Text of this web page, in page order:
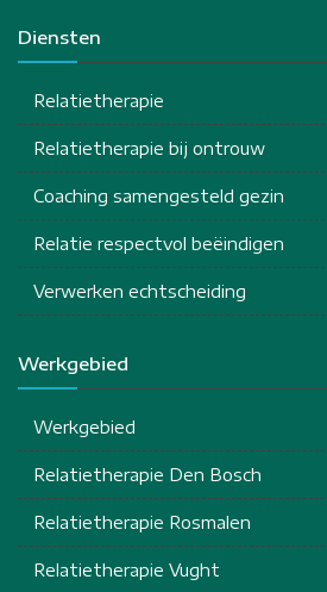
Diensten
Relatietherapie
Relatietherapie bij ontrouw
Coaching samengesteld gezin
Relatie respectvol beëindigen
Verwerken echtscheiding
Werkgebied
Werkgebied
Relatietherapie Den Bosch
Relatietherapie Rosmalen
Relatietherapie Vught